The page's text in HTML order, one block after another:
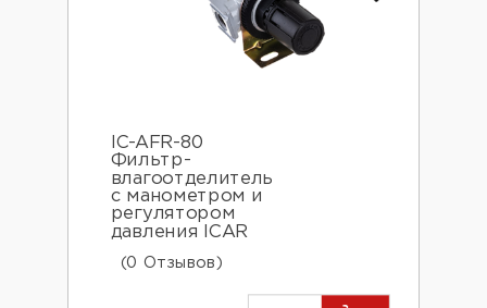
IC-AFR-80
Фильтр-
влагоотделитель
с манометром и
регулятором
давления ICAR
(0 Отзывов)